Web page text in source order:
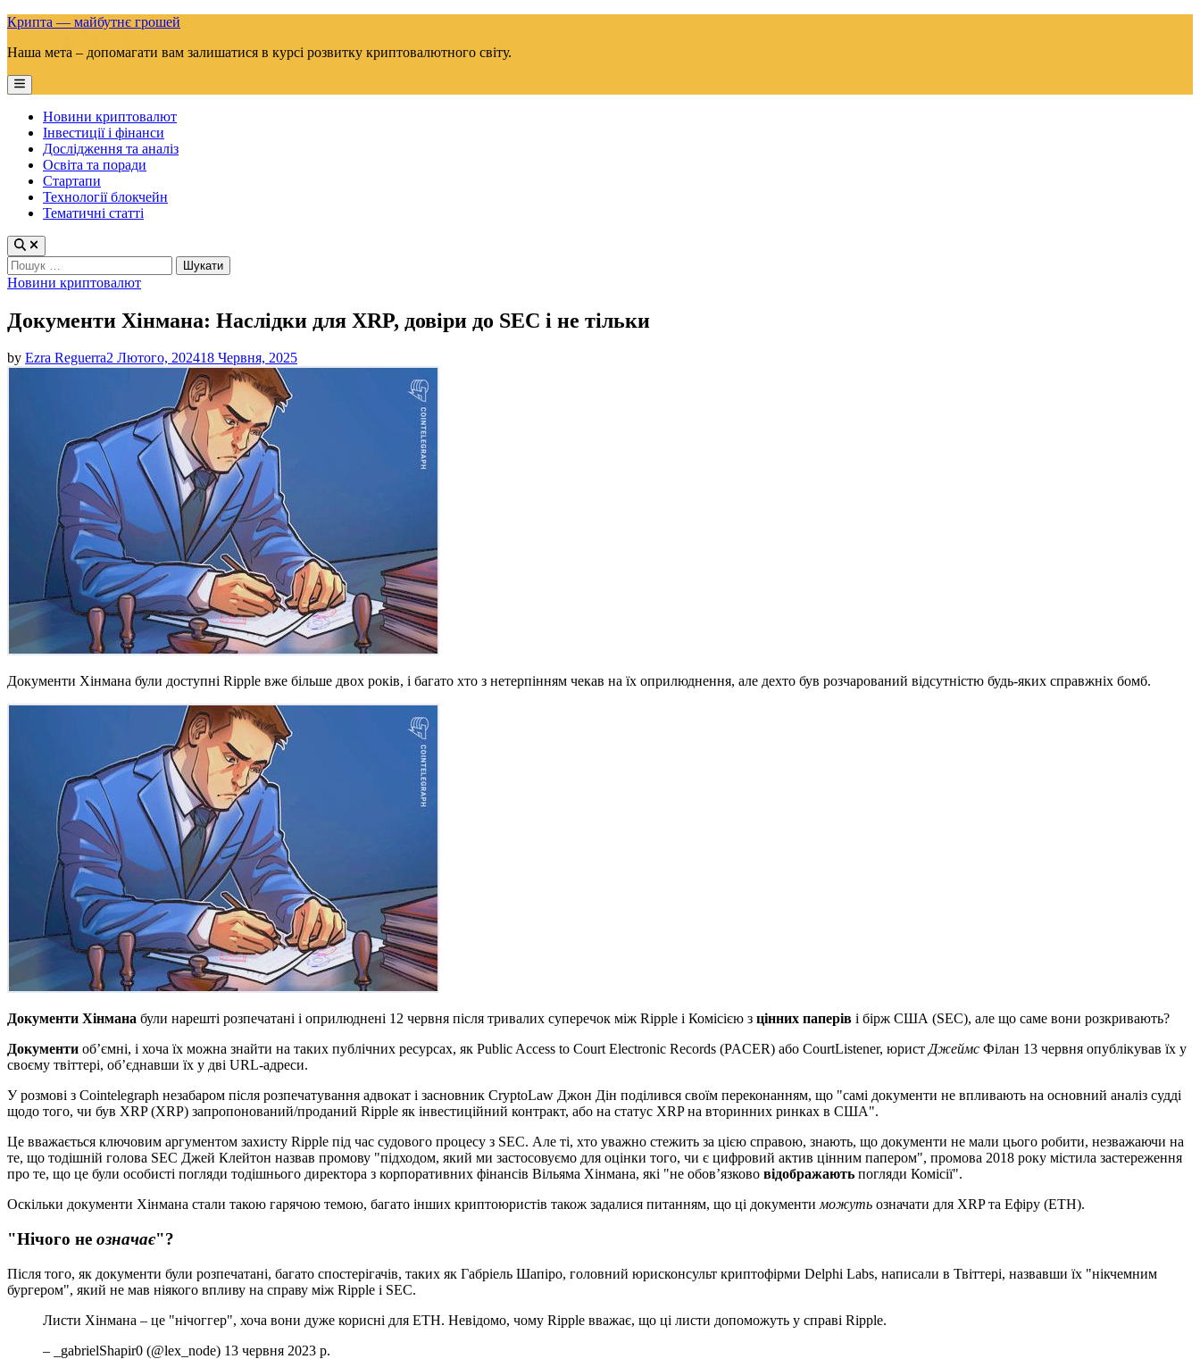
Skip
content
Крипта — майбутнє грошей
Наша мета – допомагати вам залишатися в курсі розвитку криптовалютного світу.
Main
Menu
Новини криптовалют
Інвестиції і фінанси
Дослідження та аналіз
Освіта та поради
Стартапи
Технології блокчейн
Тематичні статті
Пошук:
Posted
Новини криптовалют
Документи Хінмана: Наслідки для XRP, довіри до SEC і не тільки
by Ezra Reguerra2 Лютого, 202418 Червня, 2025
Документи Хінмана були доступні Ripple вже більше двох років, і багато хто з нетерпінням чекав на їх оприлюднення, але дехто був розчарований відсутністю будь-яких справжніх бомб.
Документи Хінмана були нарешті розпечатані і оприлюднені 12 червня після тривалих суперечок між Ripple і Комісією з цінних паперів і бірж США (SEC), але що саме вони розкривають?
Документи об’ємні, і хоча їх можна знайти на таких публічних ресурсах, як Public Access to Court Electronic Records (PACER) або CourtListener, юристДжеймс Філан 13 червня опублікував їх у
своєму твіттері, об’єднавши їх у дві URL-адреси.
У розмові з Cointelegraph незабаром після розпечатування адвокат і засновник CryptoLaw Джон Дін поділився своїм переконанням, що "самі документи не впливають на основний аналіз судді
щодо того, чи був XRP (XRP) запропонований/проданий Ripple як інвестиційний контракт, або на статус XRP на вторинних ринках в США".
Це вважається ключовим аргументом захисту Ripple під час судового процесу з SEC. Але ті, хто уважно стежить за цією справою, знають, що документи не мали цього робити, незважаючи на
те, що тодішній голова SEC Джей Клейтон назвав промову "підходом, який ми застосовуємо для оцінки того, чи є цифровий актив цінним папером", промова 2018 року містила застереження
про те, що це були особисті погляди тодішнього директора з корпоративних фінансів Вільяма Хінмана, які "не обов’язково відображають погляди Комісії".
Оскільки документи Хінмана стали такою гарячою темою, багато інших криптоюристів також задалися питанням, що ці документиможуть означати для XRP та Ефіру (ETH).
"Нічого не означає"?
Після того, як документи були розпечатані, багато спостерігачів, таких як Габріель Шапіро, головний юрисконсульт криптофірми Delphi Labs, написали в Твіттері, назвавши їх "нікчемним
бургером", який не мав ніякого впливу на справу між Ripple і SEC.
Листи Хінмана – це "нічоггер", хоча вони дуже корисні для ETH. Невідомо, чому Ripple вважає, що ці листи допоможуть у справі Ripple.
– _gabrielShapir0 (@lex_node) 13 червня 2023 р.